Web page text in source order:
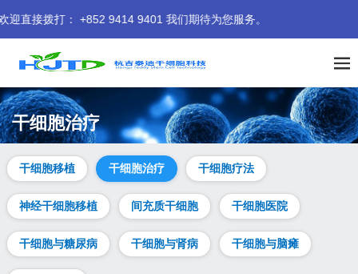
+852 9414 9401 我们期待为您服务。
干细胞治疗
干细胞移植 干细胞治疗 干细胞疗法
神经干细胞移植 间充质干细胞 干细胞医院
干细胞与糖尿病 干细胞与肾病 干细胞与脑瘫